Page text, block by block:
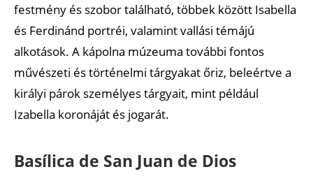
festmény és szobor található, többek között Isabella
és Ferdinánd portréi, valamint vallási témájú
alkotások. A kápolna múzeuma további fontos
művészeti és történelmi tárgyakat őriz, beleértve a
királyi párok személyes tárgyait, mint például
Izabella koronáját és jogarát.
Basílica de San Juan de Dios